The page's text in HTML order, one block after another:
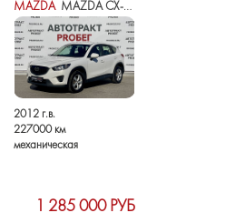
MAZDAMAZDA CX-5 I
2012 г.в.
227000 км
механическая
1 285 000 РУБ